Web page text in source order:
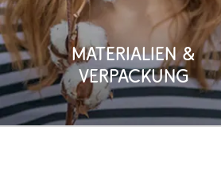
Materialien &
Verpackung